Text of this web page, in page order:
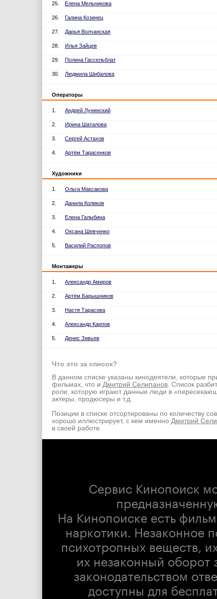
25. Елена Мельникова
26. Галина Козинец
27. Дарья Волчанская
28. Илья Зайцев
29. Полина Гассельблат
30. Людмила Шибалова
Операторы
1. Андрей Лунинский
2. Ирина Шаталова
3. Сергей Астахов
4. Артём Тарасенков
Художники
1. Ольга Максакова
2. Данила Коликов
3. Елена Галыбина
4. Оксана Шевченко
5. Василий Распопов
Монтажеры
1. Александр Амиров
2. Артём Барышников
3. Настя Тарасова
4. Александр Карпов
5. Денис Зивьев
Что это за список?
В данном списке указаны кинодеятели, которые
фильмах, что и Дмитрий Селипанов. Список
роли, которую играют данные люди в
актеры, продюсеры и т.д.
Позиции в списке отсортированы по количеству
хорошо иллюстрирует, с кем именно Дмитрий
в своей работе.
Сервис Кинопоиск
На Кинопоиске есть
наркотики. Незаконное
психотропных веществ,
их незаконный оборот
законодательством
доступны для